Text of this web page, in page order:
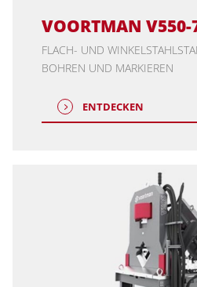
VOORTMAN V550-
FLACH- UND
BOHREN UND MARKIEREN
ENTDECKEN